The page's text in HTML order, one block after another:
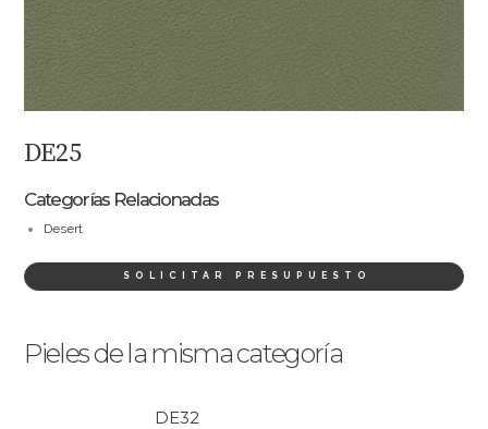
DE25
Categorías Relacionadas
Desert
SOLICITAR PRESUPUESTO
Pieles de la misma categoría
DE32